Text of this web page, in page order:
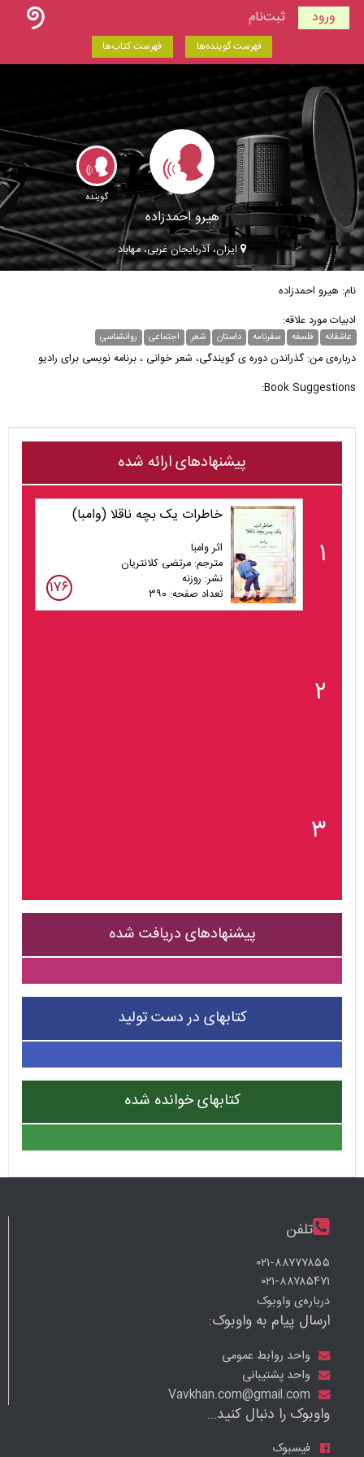
ورود ثبت‌نام
فهرست گوینده‌ها فهرست کتاب‌ها
گوینده
هیرو احمدزاده
ایران، آذربايجان غربی، مهاباد
نام: هیرو احمدزاده
ادبیات مورد علاقه:
عاشقانه فلسفه سفرنامه داستان شعر اجتماعی روانشناسی
درباره‌ی من: گذراندن دوره ی گویندگی، شعر خوانی ، برنامه نویسی برای رادیو
Book Suggestions:
پیشنهادهای ارائه شده
۱
خاطرات یک بچه ناقلا (وامبا)
اثر وامبا
مترجم: مرتضی کلانتریان
نشر: روزنه
تعداد صفحه: ۳۹۰
۱۷۶
۲
۳
پیشنهادهای دریافت شده
کتابهای در دست تولید
کتابهای خوانده شده
تلفن
۰۲۱-۸۸۷۷۷۸۵۵
۰۲۱-۸۸۷۸۵۴۷۱
درباره‌ی واوبوک
ارسال پیام به واوبوک:
واحد روابط عمومی
واحد پشتیبانی
واوبوک را دنبال کنید...
فیسبوک